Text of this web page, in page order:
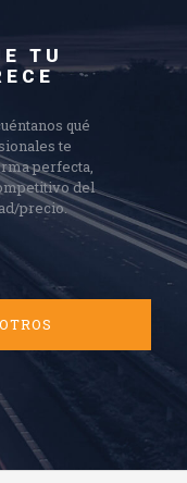
TU
qué
te
perfecta,
del
precio.